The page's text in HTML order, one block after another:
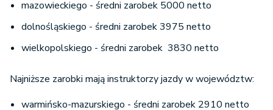
mazowieckiego - średni zarobek 5000 netto
dolnośląskiego - średni zarobek 3975 netto
wielkopolskiego - średni zarobek 3830 netto
Najniższe zarobki mają instruktorzy jazdy w województw:
warmińsko-mazurskiego - średni zarobek 2910 netto